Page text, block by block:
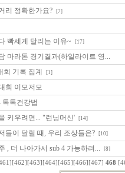
리 정확한가요? [7]
빡세게 달리는 이유~ [17]
마라톤 경기결과(하일라이트 영...
회 기록 집계 [1]
회 이모저모
톡톡건강법
키우려면... "런닝머신' [14]
들이 달릴 때, 우리 조상들은? [10]
, 더 나아가서 sub 4 가능하려... [8]
[462] [463] [464] [465] [466] [467] 468